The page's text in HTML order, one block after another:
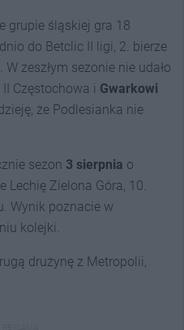
grupie śląskiej gra 18
do Betclic II ligi, 2. bierze
zeszłym sezonie nie udało
Częstochowa i Gwarkowi
że Podlesianka nie
sezon 3 sierpnia o
Lechię Zielona Góra, 10.
Wynik poznacie w
kolejki.
drużynę z Metropolii,